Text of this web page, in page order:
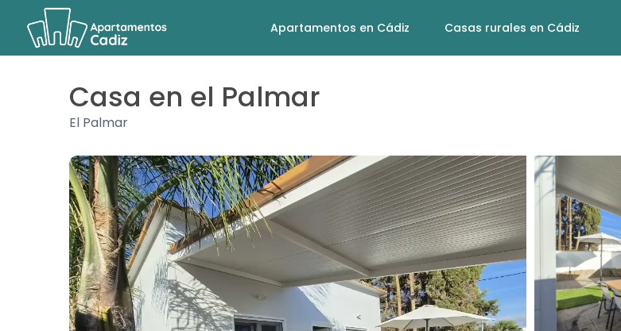
Apartamentos en Cádiz Casas rurales en Cádiz
Casa en el Palmar
El Palmar